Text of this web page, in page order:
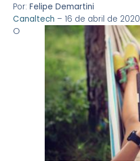
Por:Felipe Demartini
Canaltech –16 de abril de 2020
O